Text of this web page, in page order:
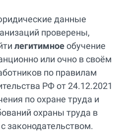
данные
проверены,
легитимноеобучение
или очно в своём
по правилам
РФ от 24.12.2021
по охране труда и
охраны труда в
законодательством.